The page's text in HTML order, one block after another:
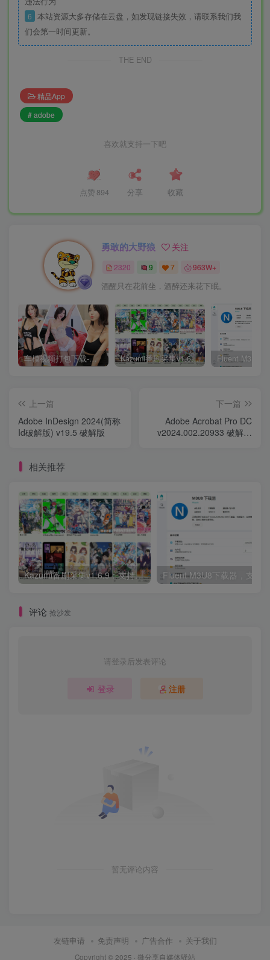
6 本站资源大多存储在云盘，如发现链接失效，请联系我们我
们会第一时间更新。
THE END
精品App
# adobe
喜欢就支持一下吧
点赞 894 分享 收藏
勇敢的大野狼 关注
2320 9 7 963W+
酒醒只在花前坐，酒醉还来花下眠。
车模视频打包下载-高清无水印版 Kazumi番剧采集v1.6.9：支持自定义规则+在线观看+弹幕，跨平台下载
上一篇
Adobe InDesign 2024(简称
Id破解版) v19.5 破解版
下一篇
Adobe Acrobat Pro DC
v2024.002.20933 破解版
相关推荐
Kazumi番剧采集v1.6.9：支持自定义规则+在线观看+弹幕，跨平台下载 Fluent M3U8下载器，支持
评论 抢沙发
请登录后发表评论
登录 注册
暂无评论内容
友链申请 免责声明 广告合作 关于我们
Copyright © 2025 · 微分享自媒体驿站